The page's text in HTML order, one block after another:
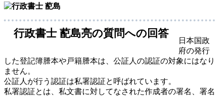
行政書士 蓜島亮の質問への回答
日本国政
府の発行
した登記簿謄本や戸籍謄本は、公証人の認証の対象にはなり
ません。
公証人が行う認証は私署認証と呼ばれています。
私署認証とは、私文書に対してなされた作成者の署名、署名